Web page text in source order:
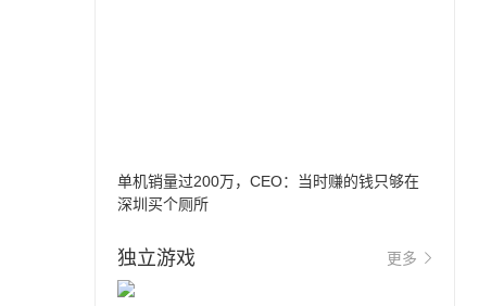
单机销量过200万，CEO：当时赚的钱只够在
深圳买个厕所
独立游戏 更多